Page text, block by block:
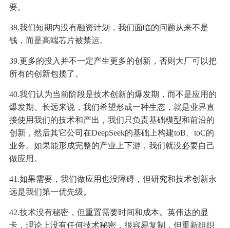
要。
38.我们短期内没有融资计划，我们面临的问题从来不是
钱，而是高端芯片被禁运。
39.更多的投入并不一定产生更多的创新，否则大厂可以把
所有的创新包揽了。
40.我们认为当前阶段是技术创新的爆发期，而不是应用的
爆发期。长远来说，我们希望形成一种生态，就是业界直
接使用我们的技术和产出，我们只负责基础模型和前沿的
创新，然后其它公司在DeepSeek的基础上构建toB、toC的
业务。如果能形成完整的产业上下游，我们就没必要自己
做应用。
41.如果需要，我们做应用也没障碍，但研究和技术创新永
远是我们第一优先级。
42.技术没有秘密，但重置需要时间和成本。英伟达的显
卡，理论上没有任何技术秘密，很容易复制，但重新组织